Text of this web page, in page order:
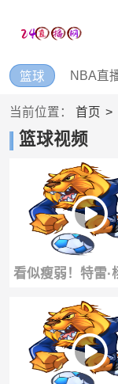
篮球 NBA直
当前位置： 首页
篮球视频
看似瘦弱！特雷·
单手可以举起95